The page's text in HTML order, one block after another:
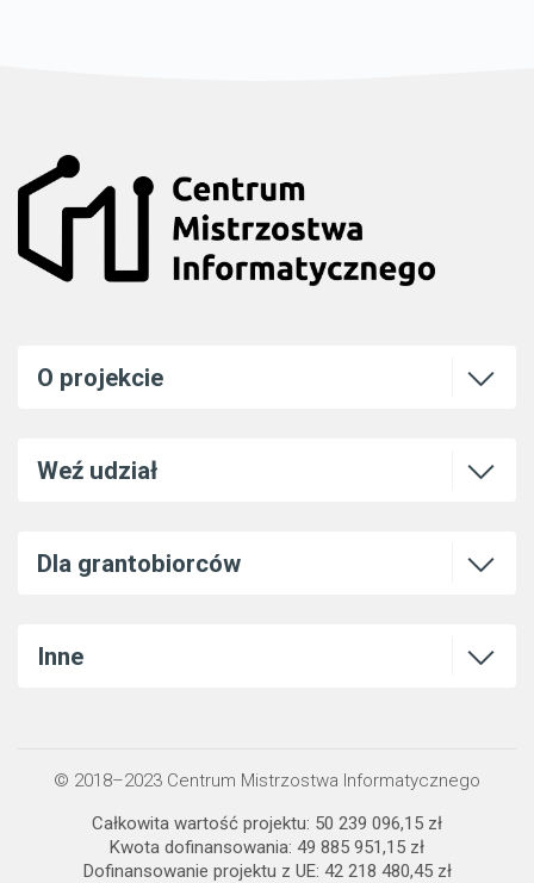
O projekcie Otwórz
Weź udział Otwórz
Dla grantobiorców Otwórz
Inne Otwórz
© 2018–2023 Centrum Mistrzostwa Informatycznego
Całkowita wartość projektu: 50 239 096,15 zł
Kwota dofinansowania: 49 885 951,15 zł
Dofinansowanie projektu z UE: 42 218 480,45 zł